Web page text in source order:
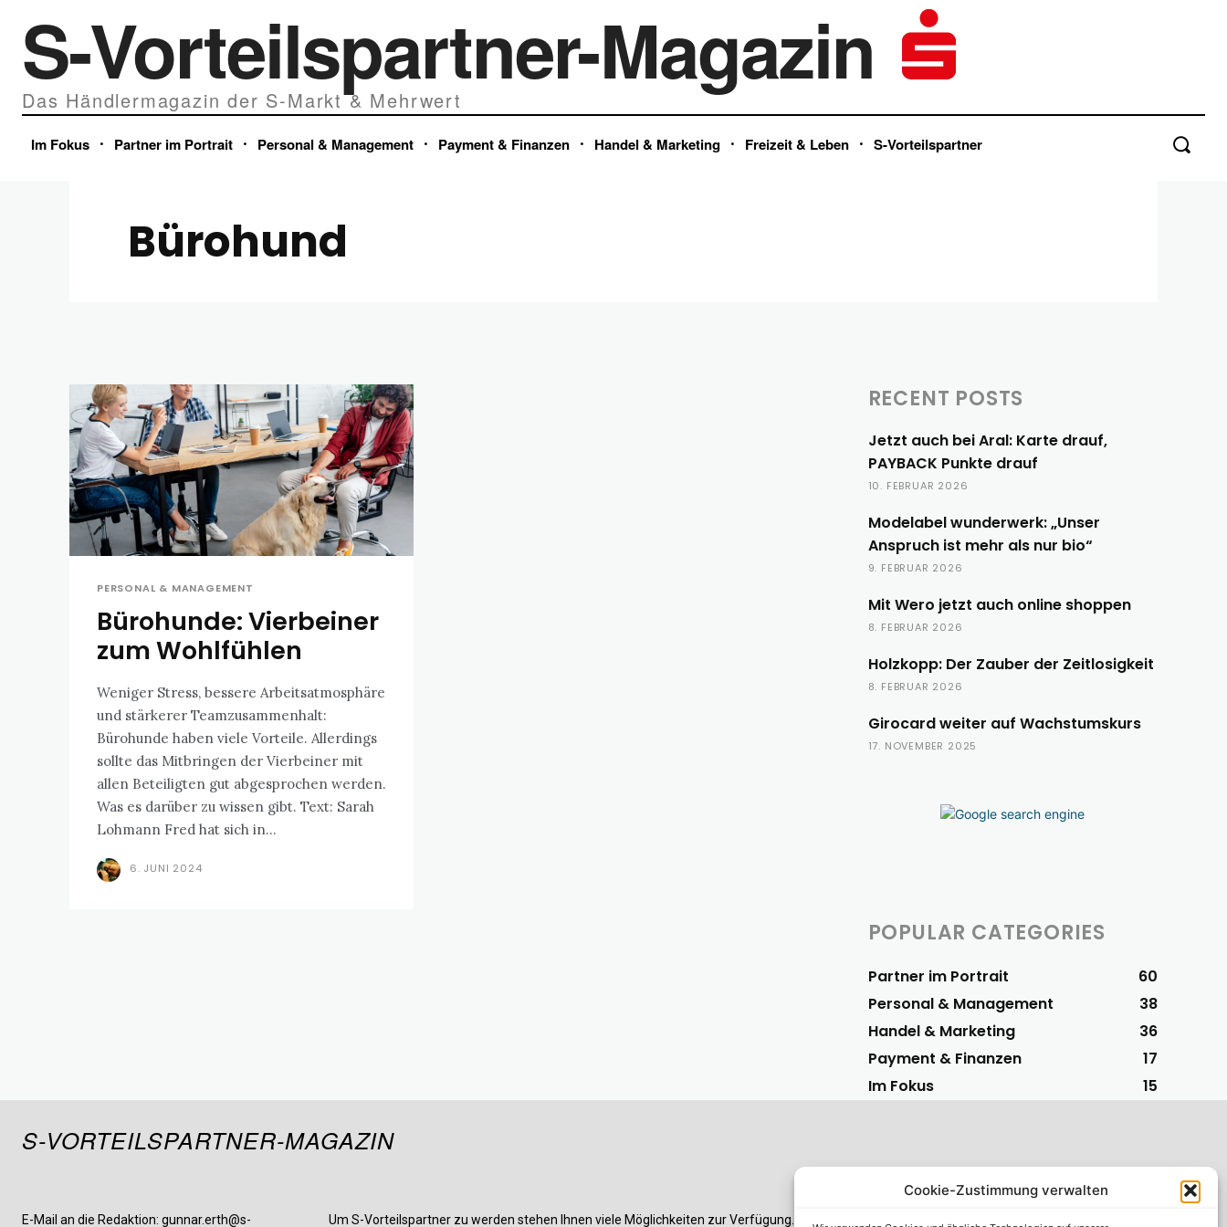
Cookie-Zustimmung verwalten
S-Vorteilspartner-Magazin
Das Händlermagazin der S-Markt & Mehrwert
Im Fokus Partner im Portrait Personal & Management Payment & Finanzen Handel & Marketing Freizeit & Leben S-Vorteilspartner
Bürohund
PERSONAL & MANAGEMENT
Bürohunde: Vierbeiner
zum Wohlfühlen
Weniger Stress, bessere Arbeitsatmosphäre
und stärkerer Teamzusammenhalt:
Bürohunde haben viele Vorteile. Allerdings
sollte das Mitbringen der Vierbeiner mit
allen Beteiligten gut abgesprochen werden.
Was es darüber zu wissen gibt. Text: Sarah
Lohmann Fred hat sich in...
6. JUNI 2024
RECENT POSTS
Jetzt auch bei Aral: Karte drauf,
PAYBACK Punkte drauf
10. FEBRUAR 2026
Modelabel wunderwerk: „Unser
Anspruch ist mehr als nur bio“
9. FEBRUAR 2026
Mit Wero jetzt auch online shoppen
8. FEBRUAR 2026
Holzkopp: Der Zauber der Zeitlosigkeit
8. FEBRUAR 2026
Girocard weiter auf Wachstumskurs
17. NOVEMBER 2025
POPULAR CATEGORIES
Partner im Portrait
60
Personal & Management
38
Handel & Marketing
36
Payment & Finanzen
17
Im Fokus
15
S-VORTEILSPARTNER-MAGAZIN
E-Mail an die Redaktion: gunnar.erth@s- Um S-Vorteilspartner zu werden stehen Ihnen viele Möglichkeiten zur Verfügung. Am einfachsten S-Vorteilspartner